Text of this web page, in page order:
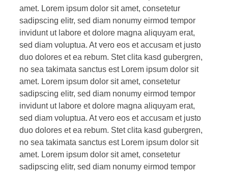
amet. Lorem ipsum dolor sit amet, consetetur
sadipscing elitr, sed diam nonumy eirmod tempor
invidunt ut labore et dolore magna aliquyam erat,
sed diam voluptua. At vero eos et accusam et justo
duo dolores et ea rebum. Stet clita kasd gubergren,
no sea takimata sanctus est Lorem ipsum dolor sit
amet. Lorem ipsum dolor sit amet, consetetur
sadipscing elitr, sed diam nonumy eirmod tempor
invidunt ut labore et dolore magna aliquyam erat,
sed diam voluptua. At vero eos et accusam et justo
duo dolores et ea rebum. Stet clita kasd gubergren,
no sea takimata sanctus est Lorem ipsum dolor sit
amet. Lorem ipsum dolor sit amet, consetetur
sadipscing elitr, sed diam nonumy eirmod tempor